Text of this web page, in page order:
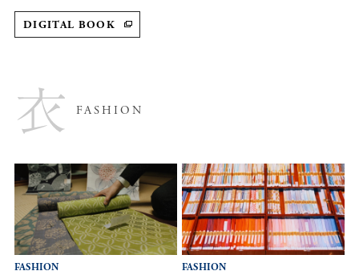
DIGITAL BOOK
FASHION
FASHION FASHION